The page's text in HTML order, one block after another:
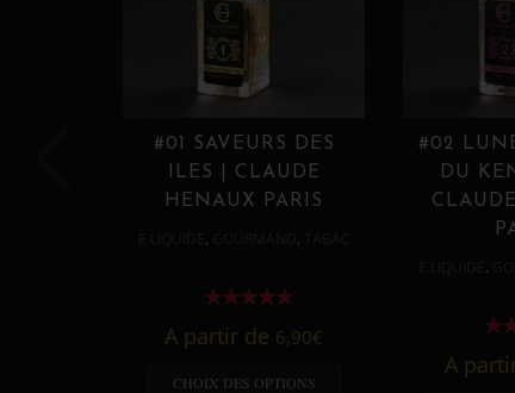
#01 SAVEURS DES
ILES | CLAUDE
HENAUX PARIS
, ,
A partir de 6,90€
CHOIX DES OPTIONS
#02
DU
,
A